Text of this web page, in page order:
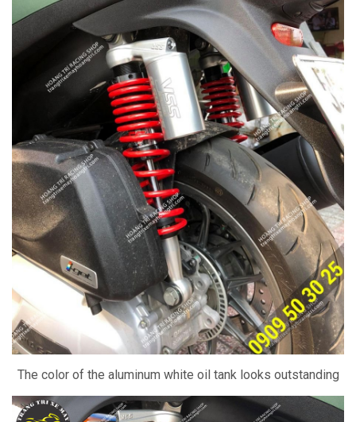
The color of the aluminum white oil tank looks outstanding